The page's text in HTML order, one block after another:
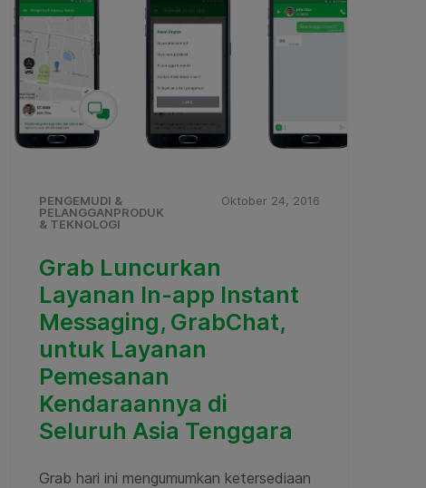
PENGEMUDI &
PELANGGANPRODUK
& TEKNOLOGI
Oktober 24, 2016
Grab Luncurkan
Layanan In-app Instant
Messaging, GrabChat,
untuk Layanan
Pemesanan
Kendaraannya di
Seluruh Asia Tenggara
Grab hari ini mengumumkan ketersediaan